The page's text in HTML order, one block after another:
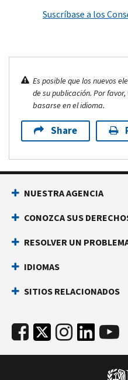
Suscríbase a los
Es posible que los nuevos
de su publicación. Por
basarse en el idioma.
Share
NUESTRA AGENCIA
CONOZCA SUS
RESOLVER UN
IDIOMAS
SITIOS RELACIONADOS